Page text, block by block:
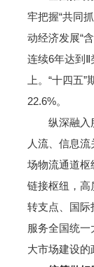
牢把握“共同
动经济发展“
连续6年达到
上。“十四五
22.6%。
纵深融入服
人流、信息
场物流通道枢
链接枢纽，高
转支点、国际
服务全国统
大市场建设的